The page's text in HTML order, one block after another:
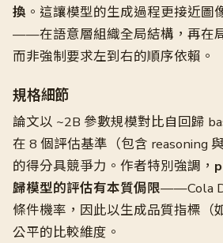
換 。這讓模型的生成過程更接近圖
——在語意層組織全局結構，再
而非強制要求左到右的順序依賴。
規格細節
論文以 ~2B 參數規模對比自回歸
在 8 個評估基準（包含 reasoning
的得分具競爭力。作者特別強調，
歸模型的評估有本質侷限——Cola
條件機率，因此以生成品質指標（
公平的比較維度。